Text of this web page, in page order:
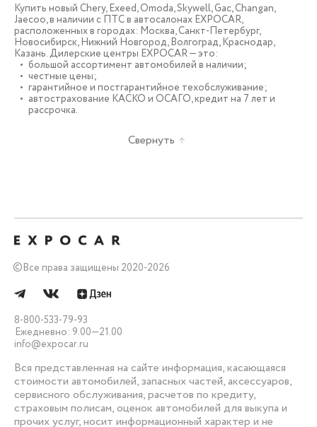
Купить новый Chery, Exeed, Omoda, Skywell, Gac, Changan,
Jaecoo, в наличии c ПТС в автосалонах EXPOCAR,
расположенных в городах: Москва, Санкт-Петербург,
Новосибирск, Нижний Новгород, Волгоград, Краснодар,
Казань. Дилерские центры EXPOCAR — это:
большой ассортимент автомобилей в наличии;
честные цены;
гарантийное и постгарантийное техобслуживание;
автострахование КАСКО и ОСАГО, кредит на 7 лет и
рассрочка.
Свернуть
©Все права защищены 2020-2026
8-800-533-79-93
Ежедневно: 9.00—21.00
info@expocar.ru
Вся представленная на сайте информация, касающаяся
стоимости автомобилей, запасных частей, аксессуаров,
сервисного обслуживания, расчетов по кредиту,
страховым полисам, оценок автомобилей для выкупа и
прочих услуг, носит информационный характер и не